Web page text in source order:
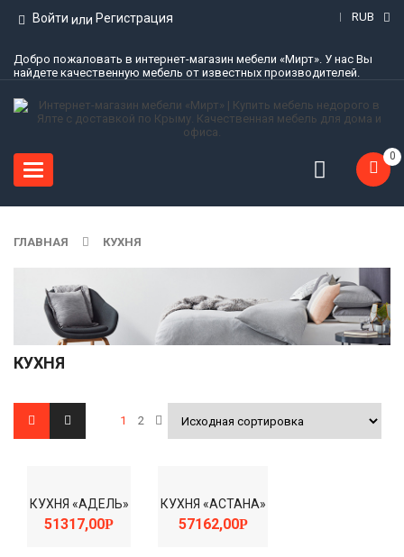
Войти или Регистрация RUB
Добро пожаловать в интернет-магазин мебели «Мирт». У нас Вы
найдете качественную мебель от известных производителей.
Toggle
navigation
0
ГЛАВНАЯ КУХНЯ
КУХНЯ
1 2
КУХНЯ «АДЕЛЬ»
51317,00Р
КУХНЯ «АСТАНА»
57162,00Р